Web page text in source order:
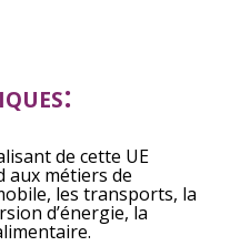
de cette UE
aux métiers de
les transports, la
d’énergie, la